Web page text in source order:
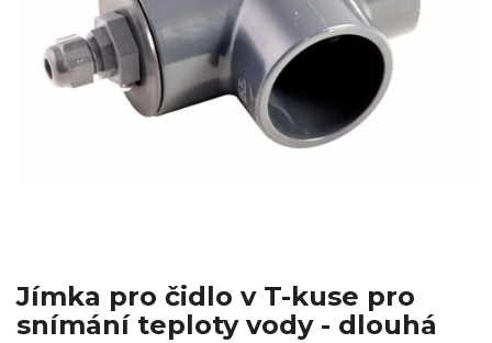
Jímka pro čidlo v T-kuse pro
snímání teploty vody - dlouhá